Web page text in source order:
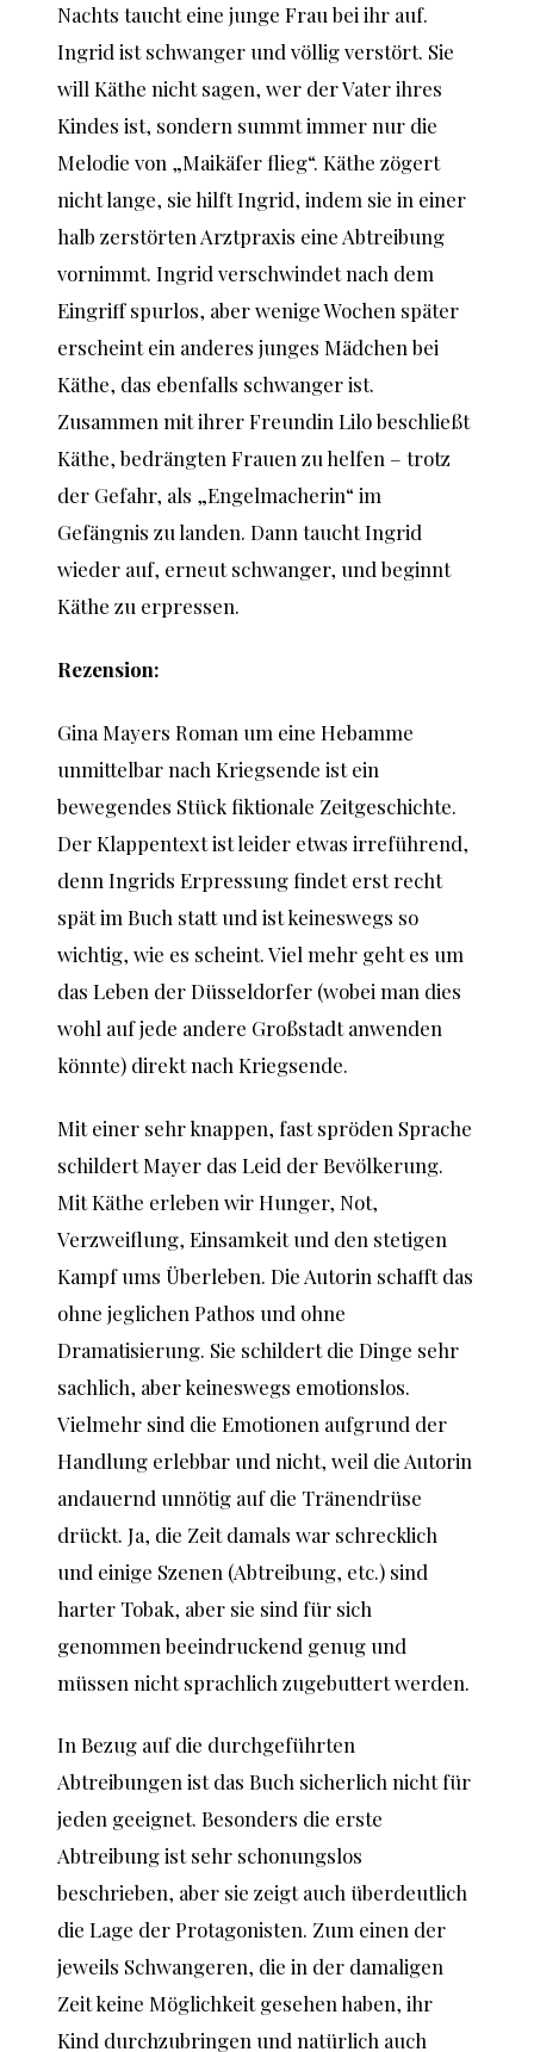
Nachts taucht eine junge Frau bei ihr auf.
Ingrid ist schwanger und völlig verstört. Sie
will Käthe nicht sagen, wer der Vater ihres
Kindes ist, sondern summt immer nur die
Melodie von „Maikäfer flieg“. Käthe zögert
nicht lange, sie hilft Ingrid, indem sie in einer
halb zerstörten Arztpraxis eine Abtreibung
vornimmt. Ingrid verschwindet nach dem
Eingriff spurlos, aber wenige Wochen später
erscheint ein anderes junges Mädchen bei
Käthe, das ebenfalls schwanger ist.
Zusammen mit ihrer Freundin Lilo beschließt
Käthe, bedrängten Frauen zu helfen – trotz
der Gefahr, als „Engelmacherin“ im
Gefängnis zu landen. Dann taucht Ingrid
wieder auf, erneut schwanger, und beginnt
Käthe zu erpressen.
Rezension:
Gina Mayers Roman um eine Hebamme
unmittelbar nach Kriegsende ist ein
bewegendes Stück fiktionale Zeitgeschichte.
Der Klappentext ist leider etwas irreführend,
denn Ingrids Erpressung findet erst recht
spät im Buch statt und ist keineswegs so
wichtig, wie es scheint. Viel mehr geht es um
das Leben der Düsseldorfer (wobei man dies
wohl auf jede andere Großstadt anwenden
könnte) direkt nach Kriegsende.
Mit einer sehr knappen, fast spröden Sprache
schildert Mayer das Leid der Bevölkerung.
Mit Käthe erleben wir Hunger, Not,
Verzweiflung, Einsamkeit und den stetigen
Kampf ums Überleben. Die Autorin schafft das
ohne jeglichen Pathos und ohne
Dramatisierung. Sie schildert die Dinge sehr
sachlich, aber keineswegs emotionslos.
Vielmehr sind die Emotionen aufgrund der
Handlung erlebbar und nicht, weil die Autorin
andauernd unnötig auf die Tränendrüse
drückt. Ja, die Zeit damals war schrecklich
und einige Szenen (Abtreibung, etc.) sind
harter Tobak, aber sie sind für sich
genommen beeindruckend genug und
müssen nicht sprachlich zugebuttert werden.
In Bezug auf die durchgeführten
Abtreibungen ist das Buch sicherlich nicht für
jeden geeignet. Besonders die erste
Abtreibung ist sehr schonungslos
beschrieben, aber sie zeigt auch überdeutlich
die Lage der Protagonisten. Zum einen der
jeweils Schwangeren, die in der damaligen
Zeit keine Möglichkeit gesehen haben, ihr
Kind durchzubringen und natürlich auch